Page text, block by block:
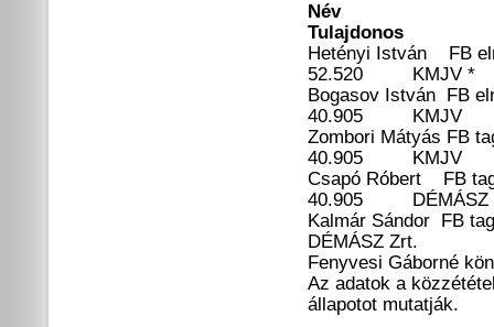
Név
Tulajdonos
Hetényi
52.520 KMJV *
Bogasov
40.905
Zombori
40.905
Csapó
40.905 DÉMÁSZ
Kalmár
DÉMÁSZ Zrt.
Fenyvesi Gáborné
Az adatok a
állapotot mutatják.